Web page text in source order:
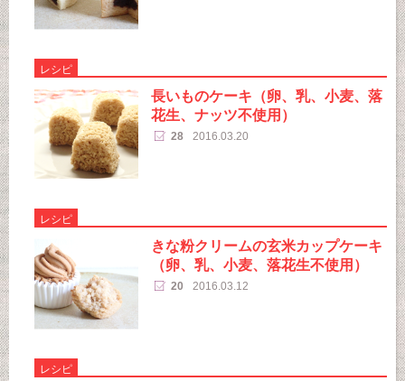
レシピ
長いものケーキ（卵、乳、小麦、落
花生、ナッツ不使用）
28 2016.03.20
レシピ
きな粉クリームの玄米カップケーキ
（卵、乳、小麦、落花生不使用）
20 2016.03.12
レシピ